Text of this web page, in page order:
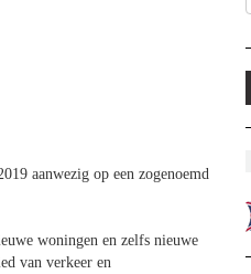
aanwezig op een zogenoemd
woningen en zelfs nieuwe
van verkeer en